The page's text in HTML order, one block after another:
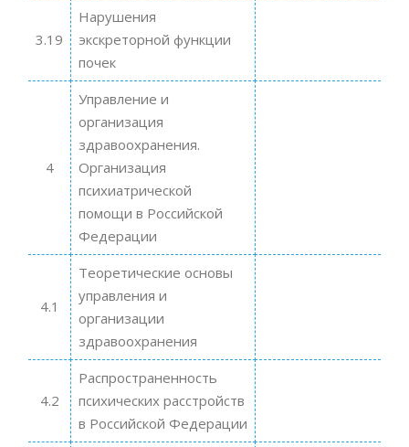
3.19
Нарушения
экскреторной функции
почек
4
Управление и
организация
здравоохранения.
Организация
психиатрической
помощи в Российской
Федерации
4.1
Теоретические основы
управления и
организации
здравоохранения
4.2
Распространенность
психических расстройств
в Российской Федерации